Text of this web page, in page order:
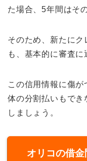
た場合、5年間はそ
そのため、新たにク
も、基本的に審査に
この信用情報に傷
体の分割払いもでき
しましょう。
オリコの借